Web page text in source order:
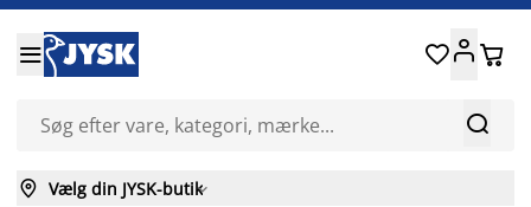


 
 Vælg din JYSK-butik